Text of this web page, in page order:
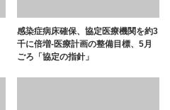
感染症病床確保、協定医療機関を約3
千に倍増-医療計画の整備目標、5月
ごろ「協定の指針」